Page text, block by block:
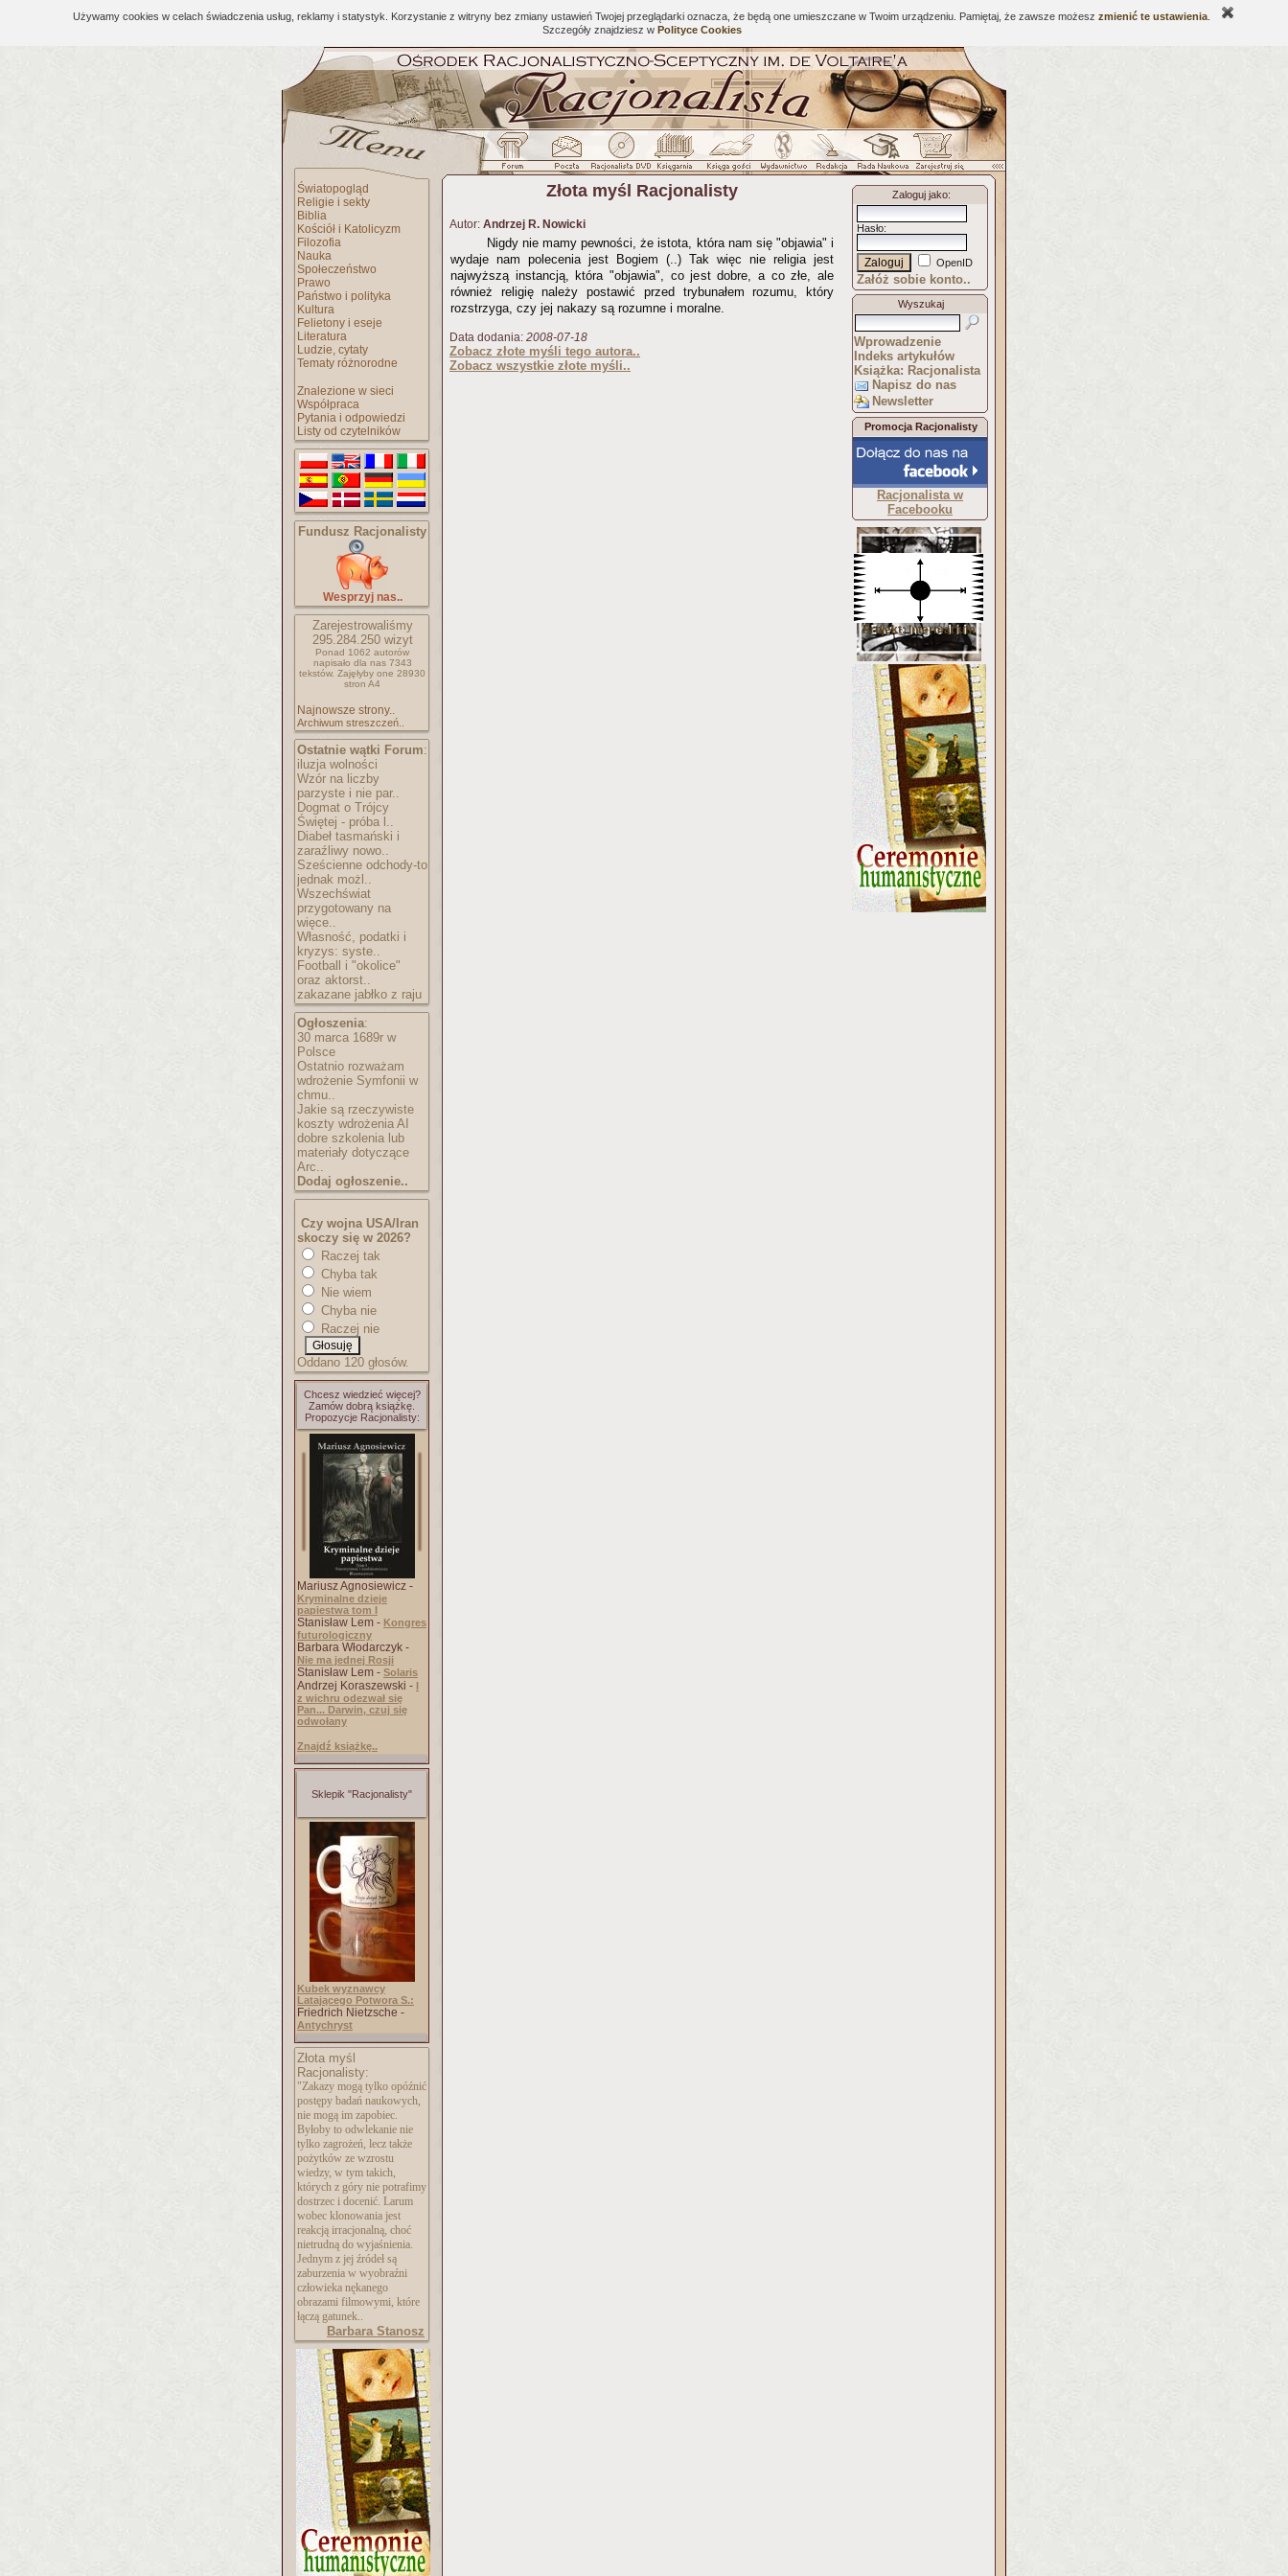
Używamy cookies w celach świadczenia usług, reklamy i statystyk. Korzystanie z witryny bez zmiany ustawień Twojej przeglądarki oznacza, że będą one umieszczane w Twoim urządzeniu. Pamiętaj, że zawsze możesz zmienić te ustawienia
Szczegóły znajdziesz w Polityce Cookies
Światopogląd
Religie i sekty
Biblia
Kościół i Katolicyzm
Filozofia
Nauka
Społeczeństwo
Prawo
Państwo i polityka
Kultura
Felietony i eseje
Literatura
Ludzie, cytaty
Tematy różnorodne
Znalezione w sieci
Współpraca
Pytania i odpowiedzi
Listy od czytelników
Fundusz Racjonalisty
Wesprzyj nas..
Zarejestrowaliśmy
295.284.250wizyt
Ponad 1062 autorów
napisało dla nas 7343
tekstów. Zajęłyby one 28930
stron A4
Najnowsze strony..
Archiwum streszczeń..
Ostatnie wątki Forum:
iluzja wolności
Wzór na liczby
parzyste i nie par..
Dogmat o Trójcy
Świętej - próba l..
Diabeł tasmański i
zaraźliwy nowo..
Sześcienne odchody-to
jednak możl..
Wszechświat
przygotowany na
więce..
Własność, podatki i
kryzys: syste..
Football i "okolice"
oraz aktorst..
zakazane jabłko z raju
Ogłoszenia:
30 marca 1689r w
Polsce
Ostatnio rozważam
wdrożenie Symfonii w
chmu..
Jakie są rzeczywiste
koszty wdrożenia AI
dobre szkolenia lub
materiały dotyczące
Arc..
Dodaj ogłoszenie..
Czy wojna USA/Iran
skoczy się w 2026?
Raczej tak
Chyba tak
Nie wiem
Chyba nie
Raczej nie
Oddano 120 głosów.
Chcesz wiedzieć więcej?
Zamów dobrą książkę.
Propozycje Racjonalisty:
Mariusz Agnosiewicz -
Kryminalne dzieje
papiestwa tom I
Stanisław Lem - Kongres
futurologiczny
Barbara Włodarczyk -
Nie ma jednej Rosji
Stanisław Lem - Solaris
Andrzej Koraszewski - I
z wichru odezwał się
Pan... Darwin, czuj się
odwołany
Znajdź książkę..
Sklepik "Racjonalisty"
Kubek wyznawcy
Latającego Potwora S.:
Friedrich Nietzsche -
Antychryst
Złota myśl
Racjonalisty:
"Zakazy mogą tylko opóźnić
postępy badań naukowych,
nie mogą im zapobiec.
Byłoby to odwlekanie nie
tylko zagrożeń, lecz także
pożytków ze wzrostu
wiedzy, w tym takich,
których z góry nie potrafimy
dostrzec i docenić. Larum
wobec klonowania jest
reakcją irracjonalną, choć
nietrudną do wyjaśnienia.
Jednym z jej źródeł są
zaburzenia w wyobraźni
człowieka nękanego
obrazami filmowymi, które
łączą gatunek..
Barbara Stanosz
Złota myśl Racjonalisty
Autor: Andrzej R. Nowicki
Nigdy nie mamy pewności, że istota, która nam się "objawia" i
wydaje nam polecenia jest Bogiem (..) Tak więc nie religia jest
najwyższą instancją, która "objawia", co jest dobre, a co złe, ale
również religię należy postawić przed trybunałem rozumu, który
rozstrzyga, czy jej nakazy są rozumne i moralne.
Data dodania: 2008-07-18
Zobacz złote myśli tego autora..
Zobacz wszystkie złote myśli..
Zaloguj jako:
Hasło:
OpenID
Załóż sobie konto..
Wyszukaj
Wprowadzenie
Indeks artykułów
Książka: Racjonalista
Napisz do nas
Newsletter
Promocja Racjonalisty
Racjonalista w
Facebooku